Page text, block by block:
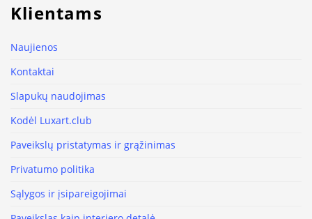
Klientams
Naujienos
Kontaktai
Slapukų naudojimas
Kodėl Luxart.club
Paveikslų pristatymas ir grąžinimas
Privatumo politika
Sąlygos ir įsipareigojimai